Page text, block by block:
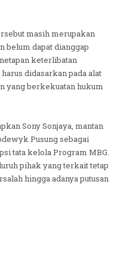
masih merupakan
belum dapat dianggap
keterlibatan
didasarkan pada alat
yang berkekuatan hukum
Sony Sonjaya, mantan
Pusung sebagai
tata kelola Program MBG.
pihak yang terkait tetap
hingga adanya putusan